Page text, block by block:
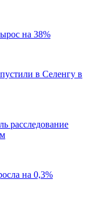
на 38%
в Селенгу в
расследование
на 0,3%